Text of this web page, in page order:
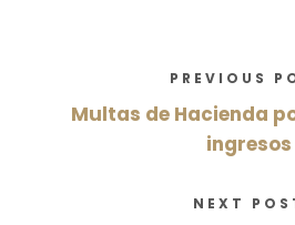
PREVIOUS
Multas de Hacienda
ingresos
NEXT